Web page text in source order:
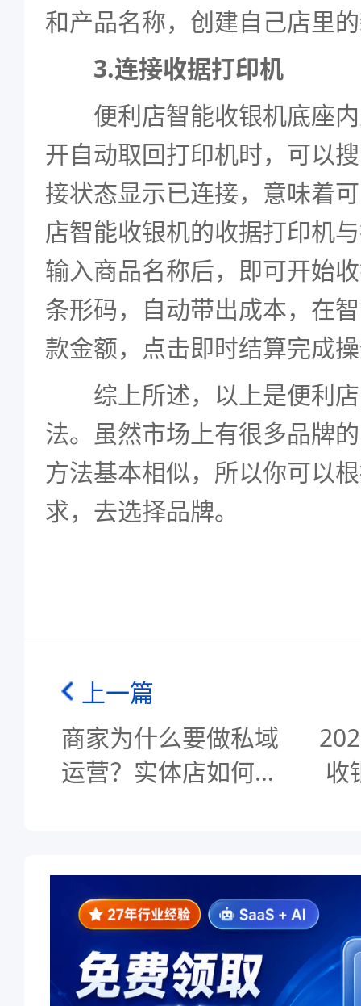
和产品名称，创建自己店里
3.连接收据打印机
便利店智能收银机底座内
开自动取回打印机时，可以
接状态显示已连接，意味着
店智能收银机的收据打印机
输入商品名称后，即可开始
条形码，自动带出成本，在
款金额，点击即时结算完成
综上所述，以上是便利店
法。虽然市场上有很多品牌
方法基本相似，所以你可以
求，去选择品牌。
上一篇
商家为什么要做私域
运营？实体店如何建
收